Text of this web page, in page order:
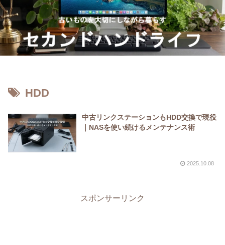
HDD
中古リンクステーションもHDD交換で現役
｜NASを使い続けるメンテナンス術
2025.10.08
スポンサーリンク